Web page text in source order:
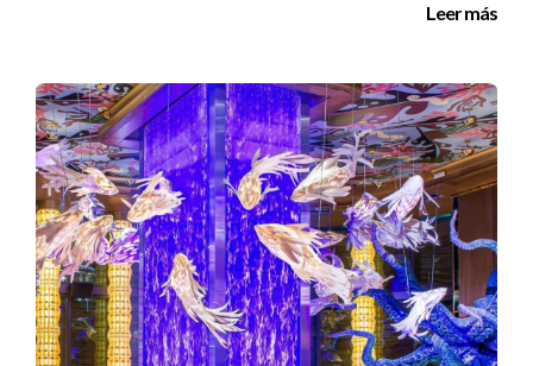
www.tropezonmiami.com
Hometown BBQ
Leer más